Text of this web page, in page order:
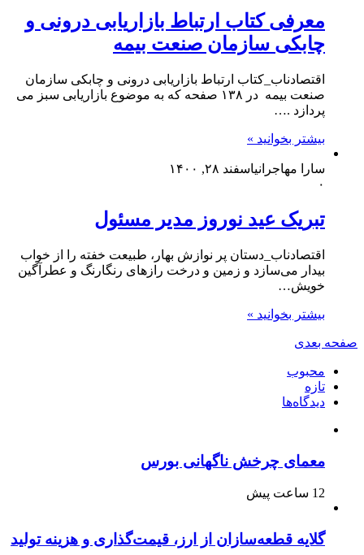
معرفی کتاب ارتباط بازاریابی درونی و
چابکی سازمان صنعت بیمه
اقتصادناب_کتاب ارتباط بازاریابی درونی و چابکی سازمان
صنعت بیمه در ۱۳۸ صفحه که به موضوع بازاریابی سبز می
پردازد .…
بیشتر بخوانید »
سارا مهاجرانیاسفند ۲۸, ۱۴۰۰
۰
تبریک عید نوروز مدیر مسئول
اقتصادناب_دستان پر نوازش بهار، طبیعت خفته را از خواب
بیدار می‌سازد و زمین و درخت راز‌های رنگارنگ و عطرآگین
خویش…
بیشتر بخوانید »
صفحه بعدی
محبوب
تازه
دیدگاه‌ها
معمای چرخش ناگهانی بورس
12 ساعت پیش
گلایه قطعه‌سازان از ارز، قیمت‌گذاری و هزینه تولید